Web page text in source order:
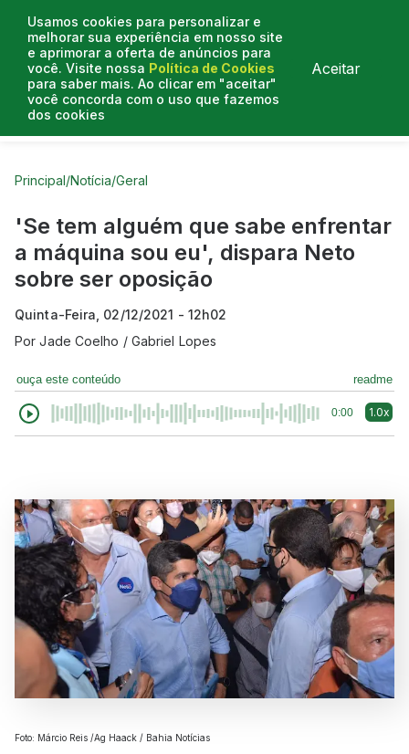
Usamos cookies para personalizar e
melhorar sua experiência em nosso site
e aprimorar a oferta de anúncios para
você. Visite nossa Política de Cookies
para saber mais. Ao clicar em "aceitar"
você concorda com o uso que fazemos
dos cookies
Aceitar
Curtas do Poder
Principal/Notícia/Geral
'Se tem alguém que sabe enfrentar
a máquina sou eu', dispara Neto
sobre ser oposição
Quinta-Feira, 02/12/2021 - 12h02
PorJade Coelho / Gabriel Lopes
ouça este conteúdo readme
0:00 1.0x
Foto: Márcio Reis /Ag Haack / Bahia Notícias